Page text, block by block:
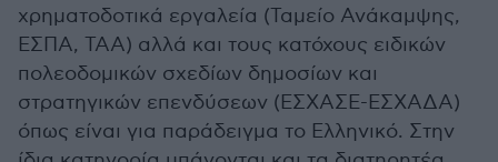
χρηματοδοτικά εργαλεία (Ταμείο Ανάκαμψης,
ΕΣΠΑ, ΤΑΑ) αλλά και τους κατόχους ειδικών
πολεοδομικών σχεδίων δημοσίων και
στρατηγικών επενδύσεων (ΕΣΧΑΣΕ-ΕΣΧΑΔΑ)
όπως είναι για παράδειγμα το Ελληνικό. Στην